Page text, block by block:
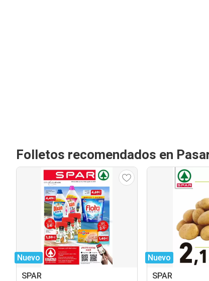
Folletos recomendados en
Nuevo
SPAR
Nuevo
SPAR